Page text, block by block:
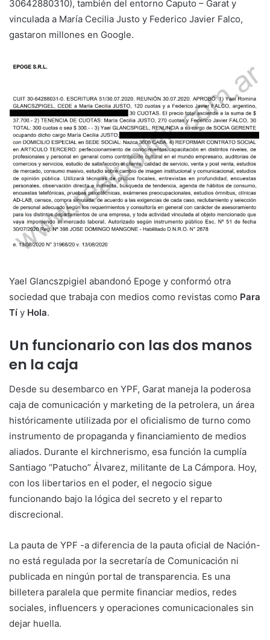
30642880310), también del entorno Caputo – Garat y
vinculada a María Cecilia Justo y Federico Javier Falco,
gastaron millones en Google.
Yael Glancszpigiel abandonó Epoge y conformó otra
sociedad que trabaja con medios como revistas como Para
Tí y Hola.
Un funcionario con las dos manos
en la caja
Desde su desembarco en YPF, Garat maneja la poderosa
caja de comunicación y marketing de la petrolera, un área
históricamente utilizada por el oficialismo de turno como
instrumento de propaganda y financiamiento de medios
aliados. Durante el kirchnerismo, esa función la cumplía
Santiago “Patucho” Álvarez, militante de La Cámpora. Hoy,
con los libertarios en el poder, el negocio sigue
funcionando bajo la lógica del secreto y el reparto
discrecional.
La pauta de YPF -a diferencia de la pauta oficial de Nación-
no está regulada por la secretaría de Comunicación ni
publicada en ningún portal de transparencia. Es una
billetera paralela que permite financiar medios, redes
sociales, influencers y operaciones comunicacionales sin
dejar huella.